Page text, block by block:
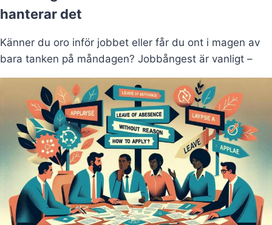
hanterar det
Känner du oro inför jobbet eller får du ont i magen av
bara tanken på måndagen? Jobbångest är vanligt –